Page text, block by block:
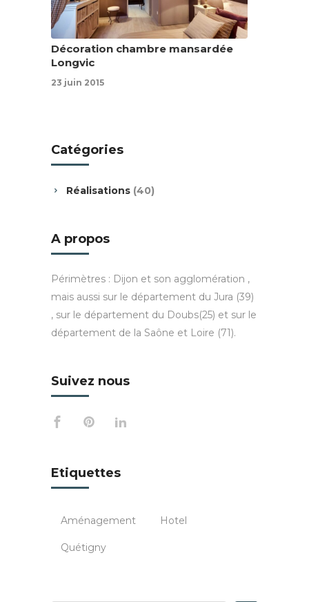
Décoration chambre mansardée
Longvic
23 juin 2015
Catégories
Réalisations (40)
A propos
Périmètres : Dijon et son agglomération ,
mais aussi sur le département du Jura (39)
, sur le département du Doubs(25) et sur le
département de la Saône et Loire (71).
Suivez nous
Etiquettes
Aménagement Hotel
Quétigny